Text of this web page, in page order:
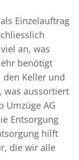
Einzelauftrag
an, was
benötigt
den Keller und
was aussortiert
Umzüge AG
Entsorgung
hilft
die wir alle